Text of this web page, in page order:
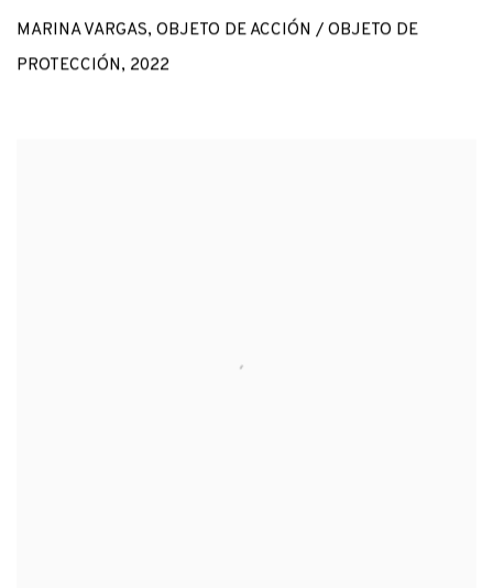
MARINA VARGAS, OBJETO DE ACCIÓN / OBJETO DE
PROTECCIÓN, 2022